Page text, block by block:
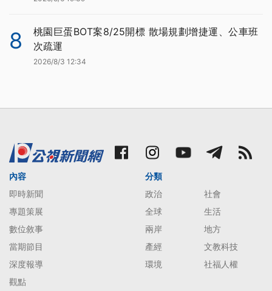
8
桃園巨蛋BOT案8/25開標 散場規劃增捷運、公車班
次疏運
2026/8/3 12:34
內容
即時新聞
專題策展
數位敘事
當期節目
深度報導
觀點
分類
政治
社會
全球
生活
兩岸
地方
產經
文教科技
環境
社福人權